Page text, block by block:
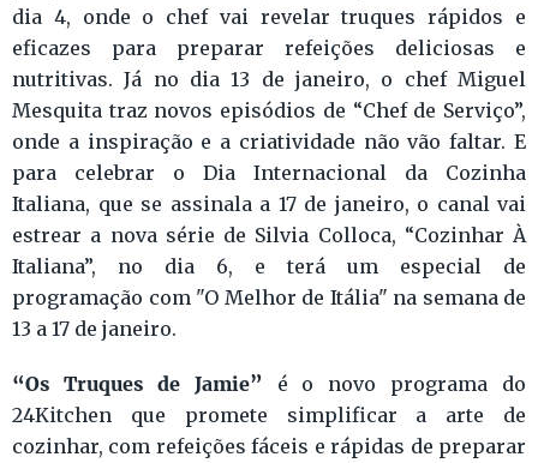
dia 4, onde o chef vai revelar truques rápidos e
eficazes para preparar refeições deliciosas e
nutritivas. Já no dia 13 de janeiro, o chef Miguel
Mesquita traz novos episódios de “Chef de Serviço”,
onde a inspiração e a criatividade não vão faltar. E
para celebrar o Dia Internacional da Cozinha
Italiana, que se assinala a 17 de janeiro, o canal vai
estrear a nova série de Silvia Colloca, “Cozinhar À
Italiana”, no dia 6, e terá um especial de
programação com "O Melhor de Itália" na semana de
13 a 17 de janeiro.
“Os Truques de Jamie” é o novo programa do
24Kitchen que promete simplificar a arte de
cozinhar, com refeições fáceis e rápidas de preparar